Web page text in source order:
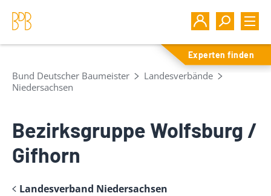
Experten finden
Bund Deutscher Baumeister
Landesverbände
Niedersachsen
Bezirksgruppe Wolfsburg /
Gifhorn
Landesverband Niedersachsen